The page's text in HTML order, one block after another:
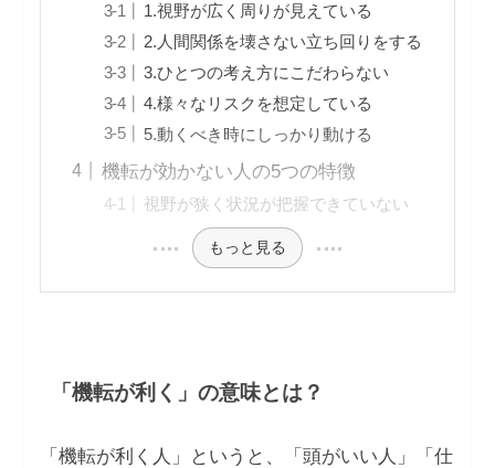
1.視野が広く周りが見えている
2.人間関係を壊さない立ち回りをする
3.ひとつの考え方にこだわらない
4.様々なリスクを想定している
5.動くべき時にしっかり動ける
機転が効かない人の5つの特徴
視野が狭く状況が把握できていない
もっと見る
「機転が利く」の意味とは？
「機転が利く人」というと、「頭がいい人」「仕